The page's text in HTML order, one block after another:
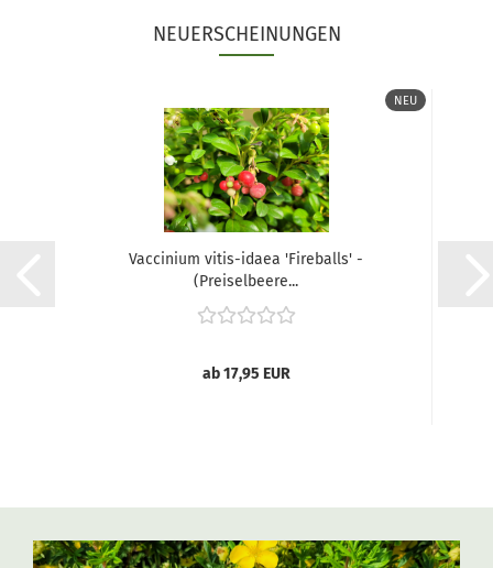
NEUERSCHEINUNGEN
NEU
Vaccinium vitis-idaea 'Fireballs' -
(Preiselbeere...
ab 17,95 EUR